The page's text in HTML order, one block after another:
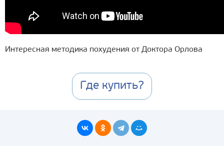
Интересная методика похудения от Доктора Орлова
Где купить?